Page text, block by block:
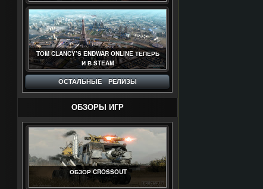
TOM CLANCY’S ENDWAR ONLINE ТЕПЕРЬ
И В STEAM
ОСТАЛЬНЫЕ РЕЛИЗЫ
ОБЗОРЫ ИГР
ОБЗОР CROSSOUT